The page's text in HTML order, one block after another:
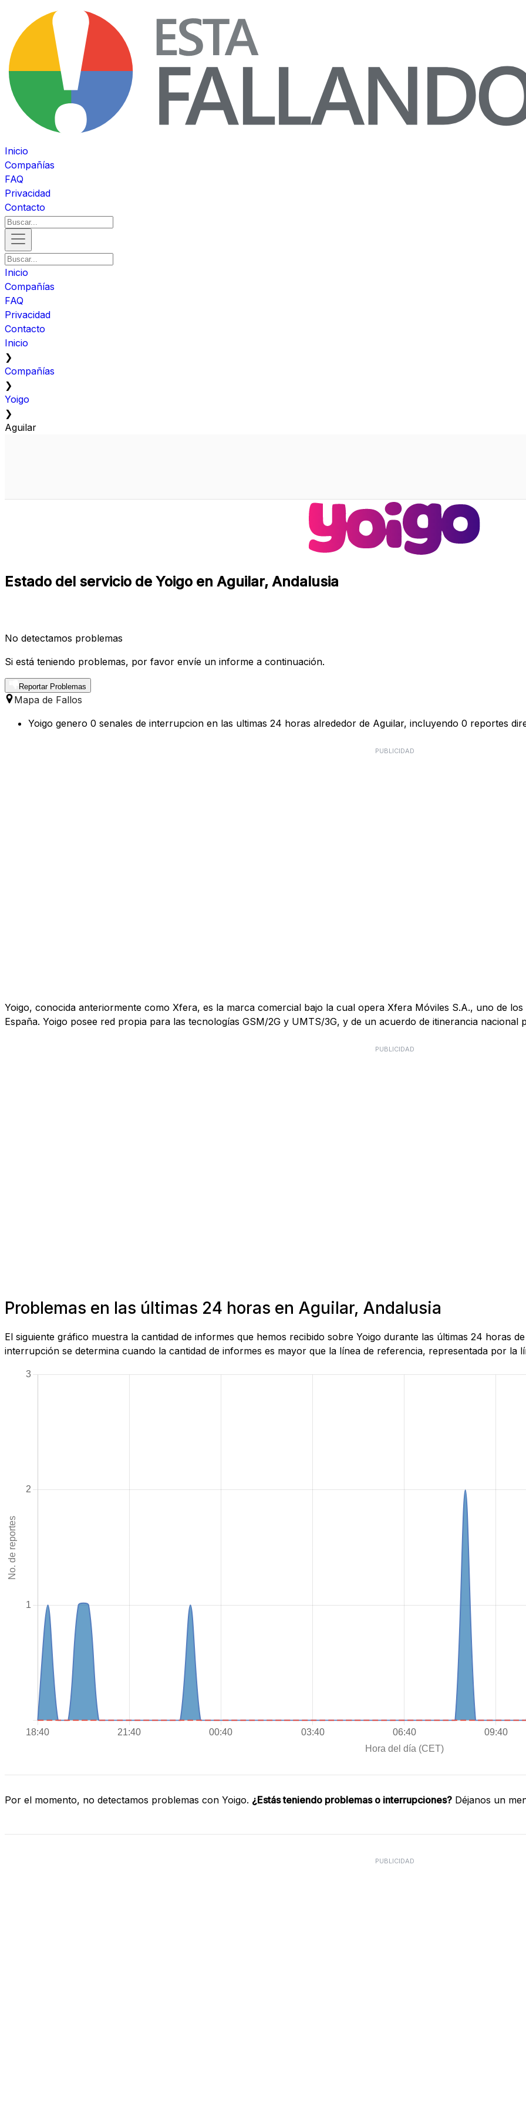
Inicio
Compañías
FAQ
Privacidad
Contacto
Inicio
Compañías
FAQ
Privacidad
Contacto
Inicio
❯
Compañías
❯
Yoigo
❯
Aguilar
Estado del servicio de Yoigo en Aguilar, Andalusia
No detectamos problemas
Si está teniendo problemas, por favor envíe un informe a continuación.
Reportar Problemas
Mapa de Fallos
Yoigo genero 0 senales de interrupcion en las ultimas 24 horas alrededor de Aguilar, incluyendo 0 reportes
PUBLICIDAD
Yoigo, conocida anteriormente como Xfera, es la marca comercial bajo la cual opera Xfera Móviles S.A., uno de
España. Yoigo posee red propia para las tecnologías GSM/2G y UMTS/3G, y de un acuerdo de itinerancia nacional
PUBLICIDAD
Problemas en las últimas 24 horas en Aguilar, Andalusia
El siguiente gráfico muestra la cantidad de informes que hemos recibido sobre Yoigo durante las últimas 24 horas
interrupción se determina cuando la cantidad de informes es mayor que la línea de referencia, representada por la
Por el momento, no detectamos problemas con Yoigo. ¿Estás teniendo problemas o interrupciones? Déjanos un
PUBLICIDAD